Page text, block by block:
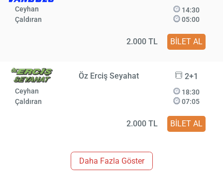
Ceyhan
Çaldıran
14:30
05:00
2.000 TL BİLET AL
Öz Erciş Seyahat 2+1
Ceyhan
Çaldıran
18:30
07:05
2.000 TL BİLET AL
Daha Fazla Göster